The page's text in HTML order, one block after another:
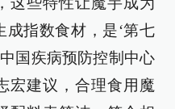
指数食材，是‘第七
国疾病预防控制中心
宏建议，合理食用魔